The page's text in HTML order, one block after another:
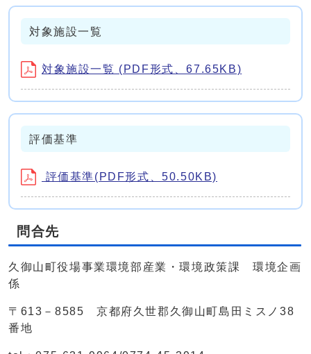
対象施設一覧
対象施設一覧 (PDF形式、67.65KB)
評価基準
評価基準(PDF形式、50.50KB)
問合先
久御山町役場事業環境部産業・環境政策課 環境企画
係
〒613－8585 京都府久世郡久御山町島田ミスノ38
番地